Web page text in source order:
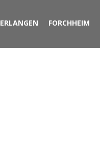
ERLANGEN FORCHHEIM